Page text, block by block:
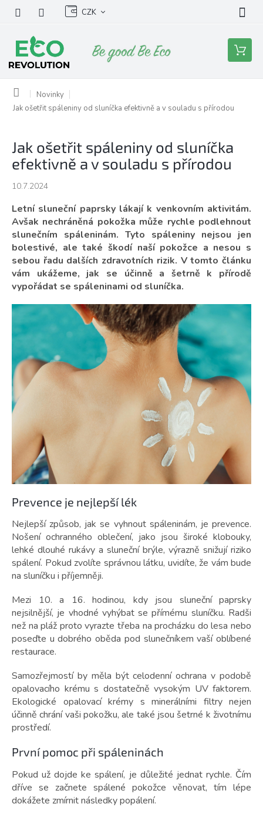
obsah
CZK
Nákupní
košík
Domů
Novinky
Jak ošetřit spáleniny od sluníčka efektivně a v souladu s přírodou
Jak ošetřit spáleniny od sluníčka
efektivně a v souladu s přírodou
10.7.2024
Letní sluneční paprsky lákají k venkovním aktivitám.
Avšak nechráněná pokožka může rychle podlehnout
slunečním spáleninám. Tyto spáleniny nejsou jen
bolestivé, ale také škodí naší pokožce a nesou s
sebou řadu dalších zdravotních rizik. V tomto článku
vám ukážeme, jak se účinně a šetrně k přírodě
vypořádat se spáleninami od sluníčka.
Prevence je nejlepší lék
Nejlepší způsob, jak se vyhnout spáleninám, je prevence.
Nošení ochranného oblečení, jako jsou široké klobouky,
lehké dlouhé rukávy a sluneční brýle, výrazně snižují riziko
spálení. Pokud zvolíte správnou látku, uvidíte, že vám bude
na sluníčku i příjemněji.
Mezi 10. a 16. hodinou, kdy jsou sluneční paprsky
nejsilnější, je vhodné vyhýbat se přímému sluníčku. Radši
než na pláž proto vyrazte třeba na procházku do lesa nebo
poseďte u dobrého oběda pod slunečníkem vaší oblíbené
restaurace.
Samozřejmostí by měla být celodenní ochrana v podobě
opalovacího krému s dostatečně vysokým UV faktorem.
Ekologické opalovací krémy s minerálními filtry nejen
účinně chrání vaši pokožku, ale také jsou šetrné k životnímu
prostředí.
První pomoc při spáleninách
Pokud už dojde ke spálení, je důležité jednat rychle. Čím
dříve se začnete spálené pokožce věnovat, tím lépe
dokážete zmírnit následky popálení.